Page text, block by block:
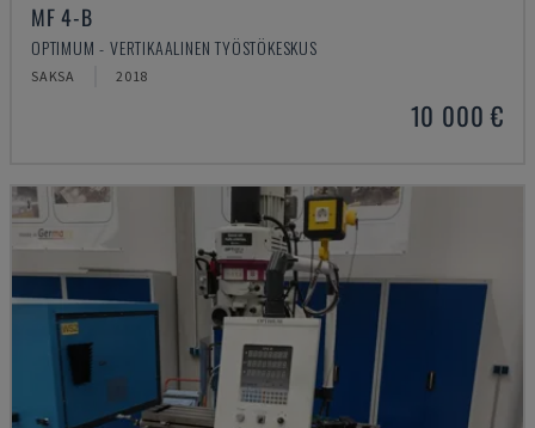
MF 4-B
OPTIMUM - VERTIKAALINEN TYÖSTÖKESKUS
SAKSA 2018
10 000 €